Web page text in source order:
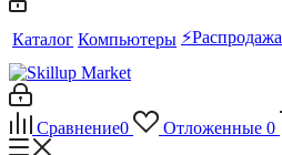
Каталог Компьютеры ⚡️Распродажа
Сравнение0 Отложенные 0